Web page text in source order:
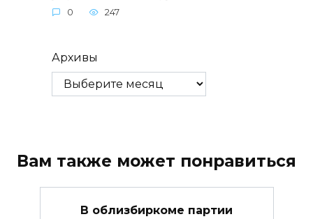
0
247
Архивы
Вам также может понравиться
В облизбиркоме партии